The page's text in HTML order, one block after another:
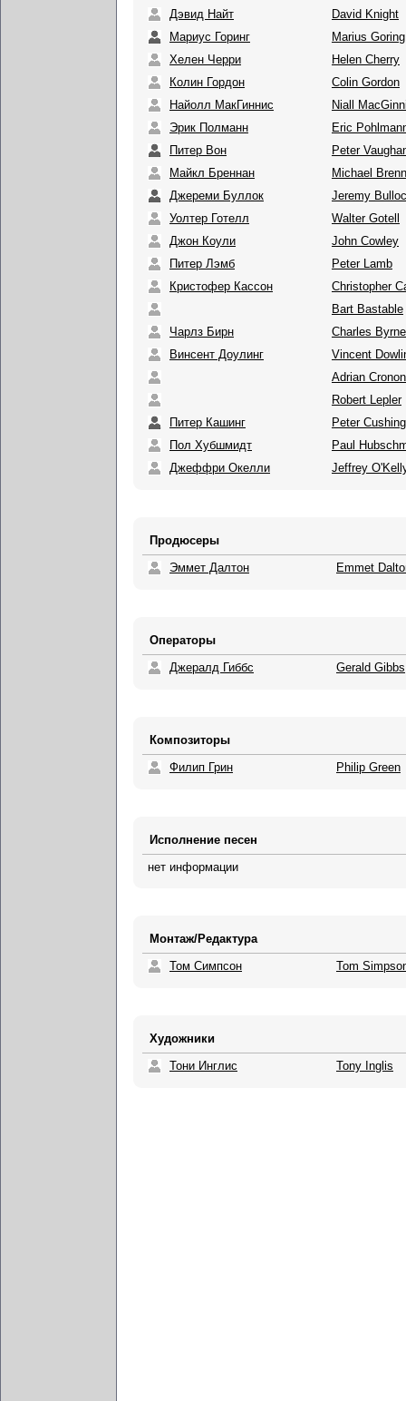
Дэвид Найт
David Knight
Мариус Горинг
Marius Goring
Хелен Черри
Helen Cherry
Колин Гордон
Colin Gordon
Найолл МакГиннис
Niall
Эрик Полманн
Eric
Питер Вон
Peter
Майкл Бреннан
Michael
Джереми Буллок
Jeremy
Уолтер Готелл
Walter Gotell
Джон Коули
John Cowley
Питер Лэмб
Peter Lamb
Кристофер Кассон
Christopher
Bart Bastable
Чарлз Бирн
Charles Byrne
Винсент Доулинг
Vincent
Adrian Cronon
Robert Lepler
Питер Кашинг
Peter Cushing
Пол Хубшмидт
Paul
Джеффри Окелли
Jeffrey
Продюсеры
Эммет Далтон
Emmet
Операторы
Джералд Гиббс
Gerald Gibbs
Композиторы
Филип Грин
Philip Green
Исполнение песен
нет информации
Монтаж/Редактура
Том Симпсон
Tom
Художники
Тони Инглис
Tony Inglis